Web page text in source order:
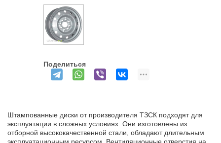
Поделиться
Штампованные диски от производителя ТЗСК подходят для
эксплуатации в сложных условиях. Они изготовлены из
отборной высококачественной стали, обладают длительным